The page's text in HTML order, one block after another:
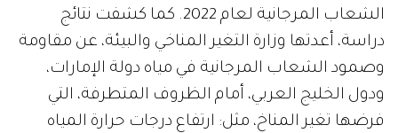
الشعاب المرجانية لعام 2022. كما كشفت نتائج
دراسة، أعدتها وزارة التغير المناخي والبيئة، عن مقاومة
وصمود الشعاب المرجانية في مياه دولة الإمارات،
ودول الخليج العربي، أمام الظروف المتطرفة، التي
فرضها تغير المناخ، مثل: ارتفاع درجات حرارة المياه